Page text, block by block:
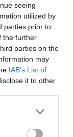
seeing
utilized by
parties prior to
the further
parties on the
may
IAB’s List of
it to other
more Google
may click to